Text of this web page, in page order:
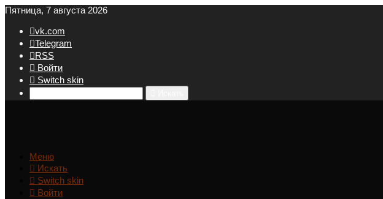
Пятница, 7 августа 2026
vk.com
Telegram
RSS
Войти
Switch skin
Меню
Искать
Switch skin
Войти